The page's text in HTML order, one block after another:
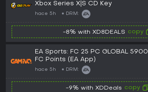
Xbox Series X|S CD Key
hace 5h DRM:
-8% with XD8DEALS copy
EA Sports: FC 25 PC GLOBAL 5900
FC Points (EA App)
hace 5h DRM:
-9% with XDDeals copy